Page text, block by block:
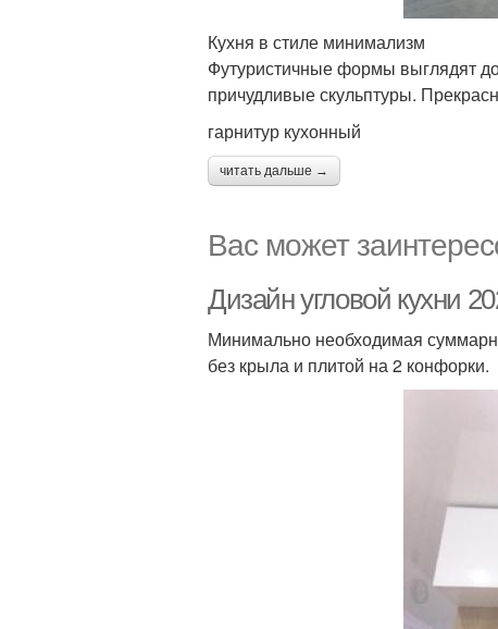
Кухня в стиле минимализм
Футуристичные формы выглядят
причудливые скульптуры.
гарнитур кухонный
читать дальше →
Вас может
Дизайн угловой кухни
Минимально необходимая
без крыла и плитой на 2 конфорки.